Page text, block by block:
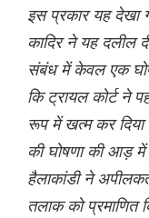
इस प्रकार यह देखा
कादिर ने यह दलील
संबंध में केवल एक
कि ट्रायल कोर्ट ने
रूप में खत्म कर
की घोषणा की आड़ में
हैलाकांडी ने
तलाक को प्रमाणित